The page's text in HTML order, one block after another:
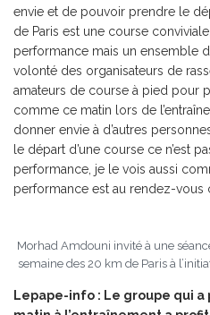
envie et de pouvoir prendre le
de Paris est une course
performance mais un ensemble
volonté des organisateurs de
amateurs de course à pied pour
comme ce matin lors de
donner envie à d’autres
le départ d’une course ce n’est
performance, je le vois aussi
performance est au rendez-vous
Morhad Amdouni invité à une
semaine des 20 km de Paris à
Lepape-info : Le groupe qui a